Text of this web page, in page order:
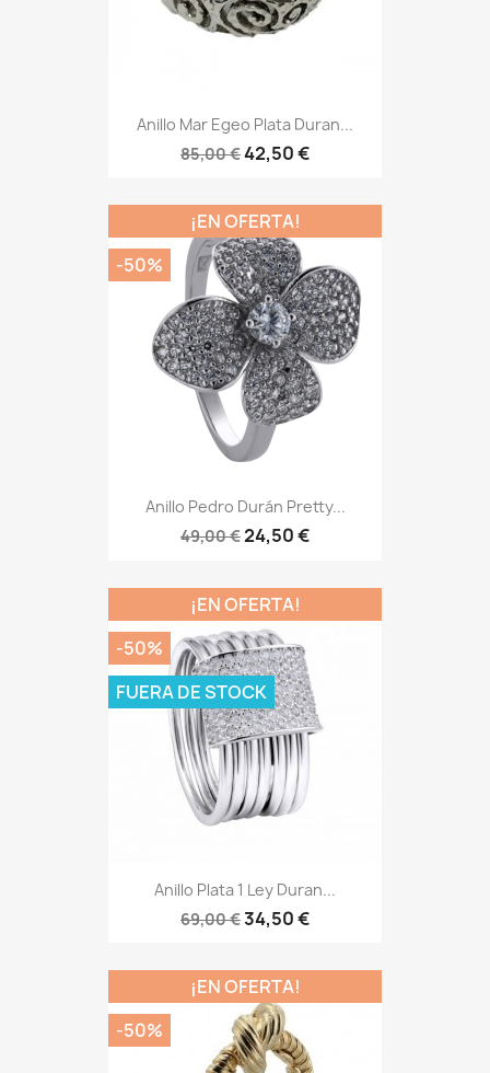
Anillo Mar Egeo Plata Duran...
85,00 €42,50 €
Anillo Pedro Durán Pretty...
49,00 €24,50 €
¡EN OFERTA!
-50%
Anillo Plata 1 Ley Duran...
69,00 €34,50 €
¡EN OFERTA!
-50%
FUERA DE STOCK
¡EN OFERTA!
-50%